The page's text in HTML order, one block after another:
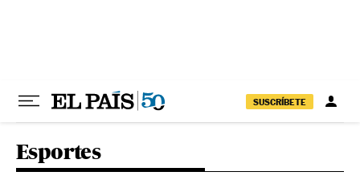
SUSCRÍBETE
Esportes